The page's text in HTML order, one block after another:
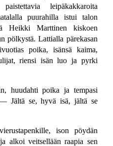
leipäkakkaroita
puurahilla istui talon
Heikki Marttinen kiskoen
pölkystä. Lattialla pärekasan
poika, isänsä kaima,
riensi isän luo ja pyrki
huudahti poika ja tempasi
Jältä se, hyvä isä, jältä se
ison pöydän
alkoi veitsellään raapia sen